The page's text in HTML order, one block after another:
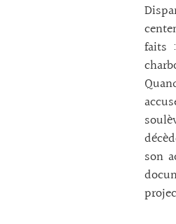
faits
son